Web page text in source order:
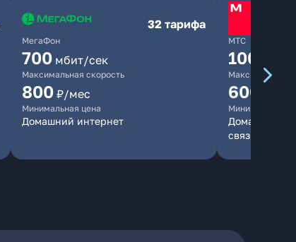
МегаФон
32 тарифа
700 мбит/сек
Максимальная скорость
800 ₽/мес
Минимальная цена
Домашний интернет
МТС
1000
Максимальная
600
Минимальная
Домашний
связь